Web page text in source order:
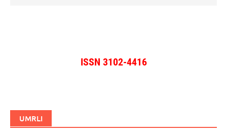
ISSN 3102-4416
UMRLI